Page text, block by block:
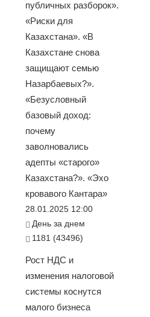
публичных разборок».
«Риски для
Казахстана». «В
Казахстане снова
защищают семью
Назарбаевых?».
«Безусловный
базовый доход:
почему
заволновались
адепты «старого»
Казахстана?». «Эхо
кровавого Кантара»
28.01.2025 12:00
День за днем
1181 (43496)
Рост НДС и
изменения налоговой
системы коснутся
малого бизнеса